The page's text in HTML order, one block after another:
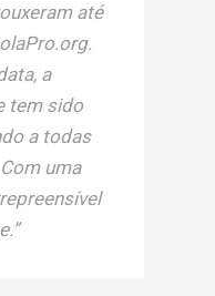
até
a
tem sido
a todas
uma